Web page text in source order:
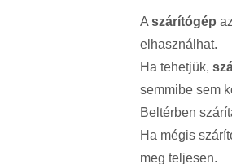
A szárítógép
elhasználhat.
Ha tehetjük,
semmibe sem
Beltérben
Ha mégis
meg teljesen.